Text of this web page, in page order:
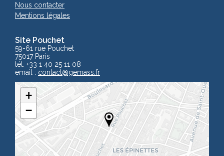
Site Pouchet
59-61 rue Pouchet
75017 Paris
tél. +33 1 40 25 11 08
email : contact@gemass.fr
+
−
Nous contacter
Mentions légales